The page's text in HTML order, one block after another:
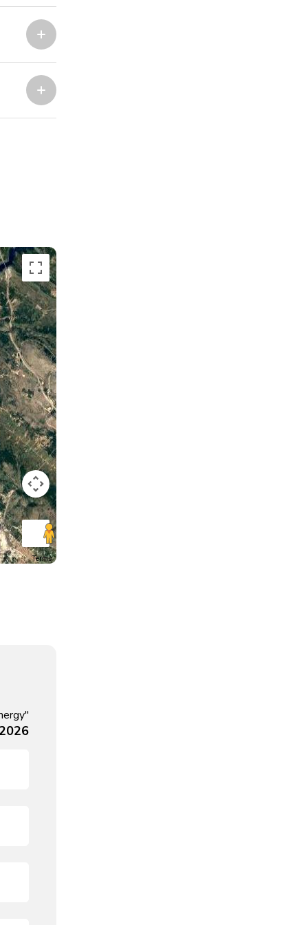
Terms
Marina Trogir - ACI
Marina Trogir - SCT
ACI Marina Split
ACI Marina Dubrovnik,
Komolac